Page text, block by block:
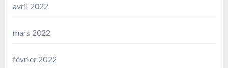
avril 2022
mars 2022
février 2022